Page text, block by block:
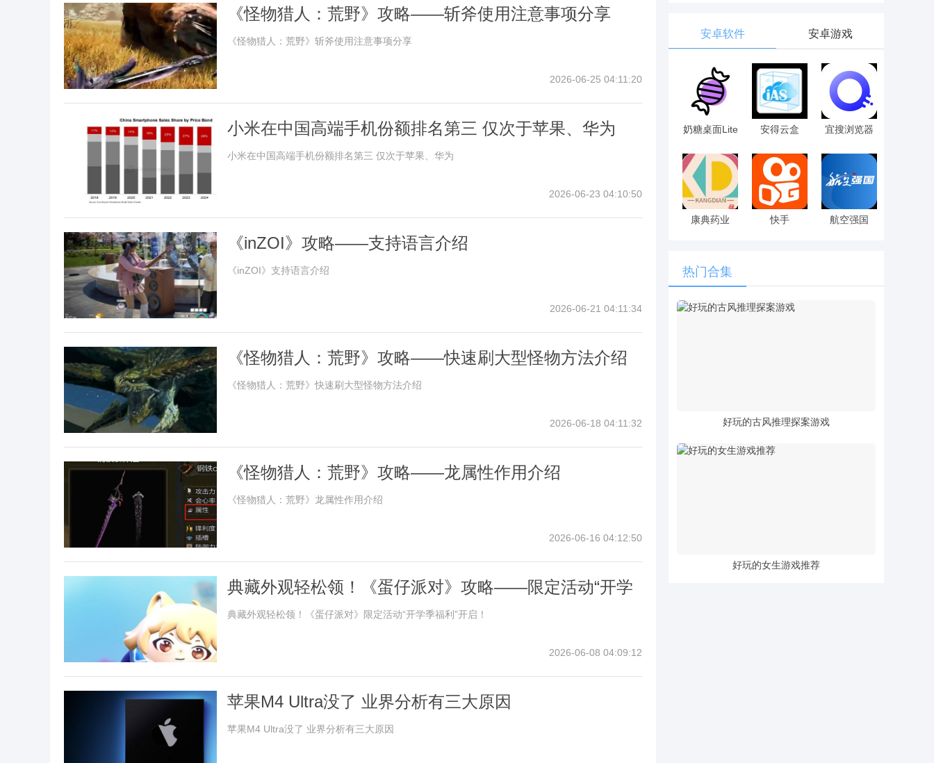
《怪物猎人：荒野》攻略——斩斧使用注意事项分享
《怪物猎人：荒野》斩斧使用注意事项分享
2026-06-25 04:11:20
小米在中国高端手机份额排名第三 仅次于苹果、华为
小米在中国高端手机份额排名第三 仅次于苹果、华为
2026-06-23 04:10:50
《inZOI》攻略——支持语言介绍
《inZOI》支持语言介绍
2026-06-21 04:11:34
《怪物猎人：荒野》攻略——快速刷大型怪物方法介绍
《怪物猎人：荒野》快速刷大型怪物方法介绍
2026-06-18 04:11:32
《怪物猎人：荒野》攻略——龙属性作用介绍
《怪物猎人：荒野》龙属性作用介绍
2026-06-16 04:12:50
典藏外观轻松领！《蛋仔派对》攻略——限定活动“开学
季福利”开启！
典藏外观轻松领！《蛋仔派对》限定活动“开学季福利”开启！
2026-06-08 04:09:12
苹果M4 Ultra没了 业界分析有三大原因
苹果M4 Ultra没了 业界分析有三大原因
安卓软件 安卓游戏
奶糖桌面Lite 安得云盒 宜搜浏览器
康典药业 快手 航空强国
热门合集
好玩的古风推理探案游戏
好玩的女生游戏推荐